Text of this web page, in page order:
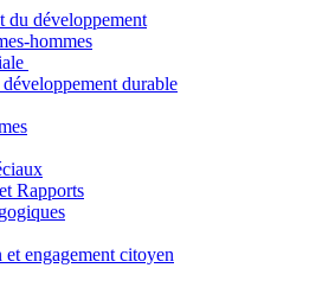
du développement
hommes
durable
Rapports
engagement citoyen